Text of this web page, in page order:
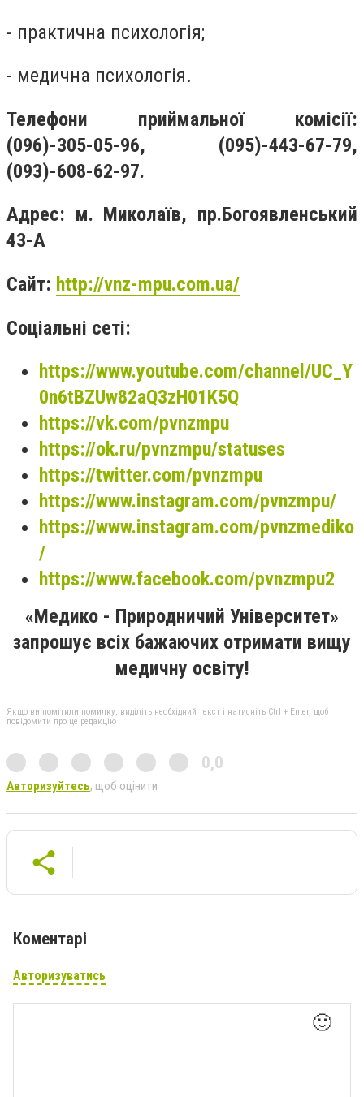
- практична психологія;
- медична психологія.
Телефони приймальної комісії:
(096)-305-05-96, (095)-443-67-79,
(093)-608-62-97.
Адрес: м. Миколаїв, пр.Богоявленський
43-А
Сайт: http://vnz-mpu.com.ua/
Соціальні сеті:
https://www.youtube.com/channel/UC_Y
0n6tBZUw82aQ3zH01K5Q
https://vk.com/pvnzmpu
https://ok.ru/pvnzmpu/statuses
https://twitter.com/pvnzmpu
https://www.instagram.com/pvnzmpu/
https://www.instagram.com/pvnzmediko
/
https://www.facebook.com/pvnzmpu2
«Медико - Природничий Університет»
запрошує всіх бажаючих отримати вищу
медичну освіту!
Якщо ви помітили помилку, виділіть необхідний текст і натисніть Ctrl + Enter, щоб
повідомити про це редакцію
0,0
Авторизуйтесь, щоб оцінити
Коментарі
Авторизуватись
🙂